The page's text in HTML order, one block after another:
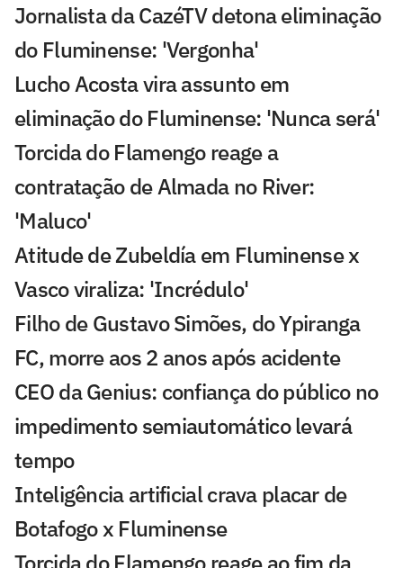
Jornalista da CazéTV detona eliminação
do Fluminense: 'Vergonha'
Lucho Acosta vira assunto em
eliminação do Fluminense: 'Nunca será'
Torcida do Flamengo reage a
contratação de Almada no River:
'Maluco'
Atitude de Zubeldía em Fluminense x
Vasco viraliza: 'Incrédulo'
Filho de Gustavo Simões, do Ypiranga
FC, morre aos 2 anos após acidente
CEO da Genius: confiança do público no
impedimento semiautomático levará
tempo
Inteligência artificial crava placar de
Botafogo x Fluminense